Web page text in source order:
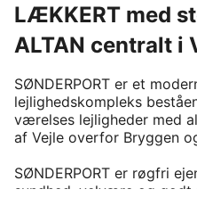
LÆKKERT med
ALTAN centralt i
SØNDERPORT er et
lejlighedskompleks
værelses lejligheder med
af Vejle overfor Bryggen
SØNDERPORT er røgfri
sundhed, velvære og godt